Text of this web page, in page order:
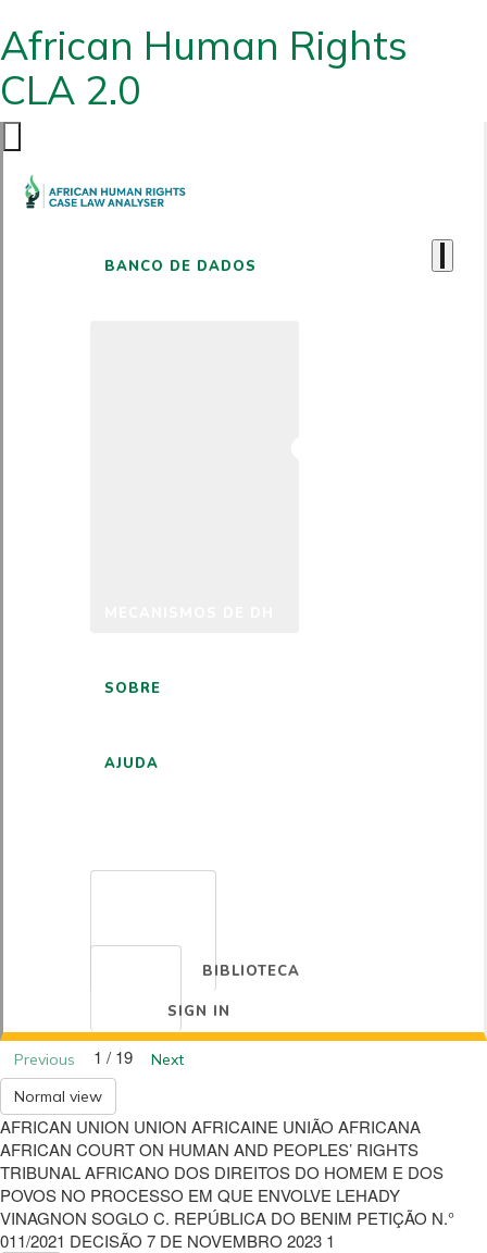
African Human Rights
CLA 2.0
BANCO DE DADOS
SOBRE
AJUDA
BIBLIOTECA
SIGN IN
Previous 1 / 19
Next
Normal view
AFRICAN UNION UNION AFRICAINE UNIÃO AFRICANA
AFRICAN COURT ON HUMAN AND PEOPLES’ RIGHTS
TRIBUNAL AFRICANO DOS DIREITOS DO HOMEM E DOS
POVOS NO PROCESSO EM QUE ENVOLVE LEHADY
VINAGNON SOGLO C. REPÚBLICA DO BENIM PETIÇÃO N.°
011/2021 DECISÃO 7 DE NOVEMBRO 2023 1